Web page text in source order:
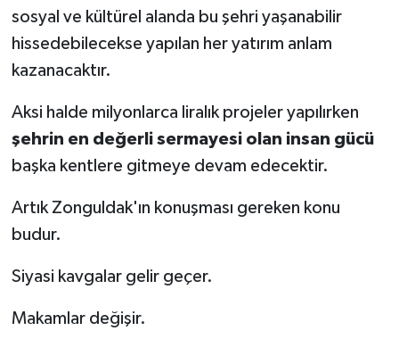
sosyal ve kültürel alanda bu şehri yaşanabilir
hissedebilecekse yapılan her yatırım anlam
kazanacaktır.
Aksi halde milyonlarca liralık projeler yapılırken
şehrin en değerli sermayesi olan insan gücü
başka kentlere gitmeye devam edecektir.
Artık Zonguldak'ın konuşması gereken konu
budur.
Siyasi kavgalar gelir geçer.
Makamlar değişir.